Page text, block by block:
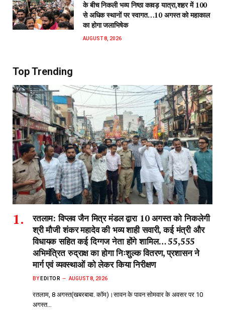
के बीच निकली भव्य निष्ठा कावड़ यात्रा,शहर में 100
से अधिक स्थानों पर स्वागत…10 अगस्त को महाकाल
का होगा जलाभिषेक
AUGUST 8, 2026
Top Trending
रतलाम: विप्लव जैन मित्र मंडल द्वारा 10 अगस्त को निकलेगी
श्री मौजी शंकर महादेव की भव्य शाही सवारी, कई मंत्री और
विधायक सहित कई दिग्गज नेता होंगे शामिल… 55,555
अभिमंत्रित रुद्राक्ष का होगा निःशुल्क वितरण, प्रशासन ने
मार्ग एवं व्यवस्थाओं को लेकर किया निरीक्षण
BY EDITOR AUGUST 8, 2026
रतलाम, 8 अगस्त(खबरबाबा. कॉम)।सावन के पावन सोमवार के अवसर पर 10
अगस्त…